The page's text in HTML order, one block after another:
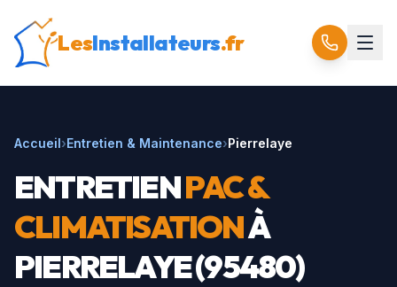
LesInstallateurs.fr
Accueil›Entretien & Maintenance›Pierrelaye
ENTRETIENPAC &
CLIMATISATIONÀ
PIERRELAYE(95480)